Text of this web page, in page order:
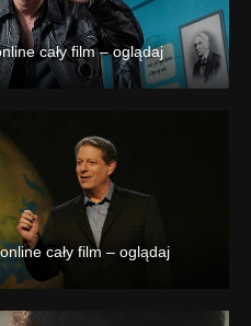
cały film – oglądaj
cały film – oglądaj